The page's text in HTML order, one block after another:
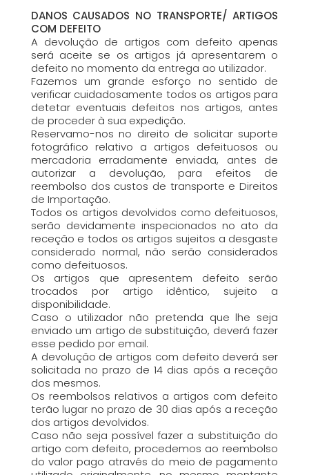
DANOS CAUSADOS NO TRANSPORTE/ ARTIGOS
COM DEFEITO
A devolução de artigos com defeito apenas
será aceite se os artigos já apresentarem o
defeito no momento da entrega ao utilizador.
Fazemos um grande esforço no sentido de
verificar cuidadosamente todos os artigos para
detetar eventuais defeitos nos artigos, antes
de proceder à sua expedição.
Reservamo-nos no direito de solicitar suporte
fotográfico relativo a artigos defeituosos ou
mercadoria erradamente enviada, antes de
autorizar a devolução, para efeitos de
reembolso dos custos de transporte e Direitos
de Importação.
Todos os artigos devolvidos como defeituosos,
serão devidamente inspecionados no ato da
receção e todos os artigos sujeitos a desgaste
considerado normal, não serão considerados
como defeituosos.
Os artigos que apresentem defeito serão
trocados por artigo idêntico, sujeito a
disponibilidade.
Caso o utilizador não pretenda que lhe seja
enviado um artigo de substituição, deverá fazer
esse pedido por email.
A devolução de artigos com defeito deverá ser
solicitada no prazo de 14 dias após a receção
dos mesmos.
Os reembolsos relativos a artigos com defeito
terão lugar no prazo de 30 dias após a receção
dos artigos devolvidos.
Caso não seja possível fazer a substituição do
artigo com defeito, procedemos ao reembolso
do valor pago através do meio de pagamento